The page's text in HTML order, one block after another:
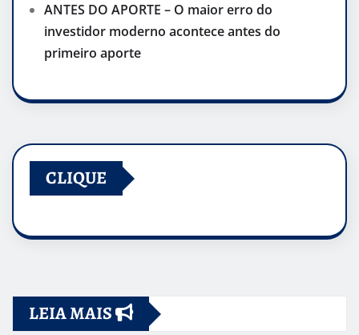
ANTES DO APORTE – O maior erro do
investidor moderno acontece antes do
primeiro aporte
CLIQUE
LEIA MAIS